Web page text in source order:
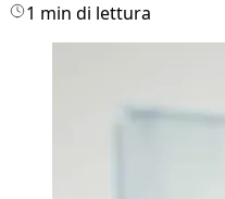
1 min di lettura